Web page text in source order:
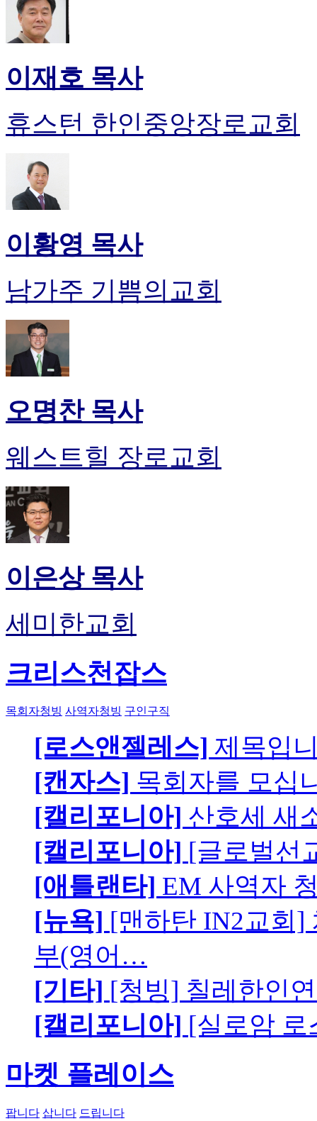
이재호 목사
휴스턴 한인중앙장로교회
이황영 목사
남가주 기쁨의교회
오명찬 목사
웨스트힐 장로교회
이은상 목사
세미한교회
크리스천잡스
목회자청빙 사역자청빙 구인구직
[로스앤젤레스] 제목입
[캔자스] 목회자를 모십
[캘리포니아] 산호세 새
[캘리포니아] [글로벌선
[애틀랜타] EM 사역자
[뉴욕] [맨하탄 IN2교회]
부(영어…
[기타] [청빙] 칠레한인
[캘리포니아] [실로암 로
마켓 플레이스
팝니다 삽니다 드립니다